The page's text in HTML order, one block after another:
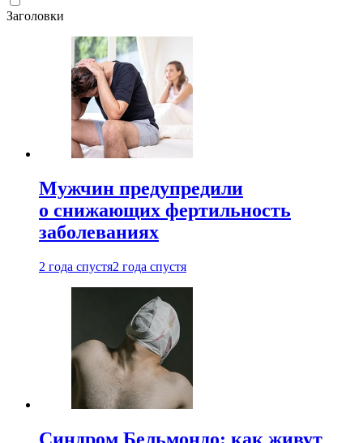
Заголовки
Мужчин предупредили
о снижающих фертильность
заболеваниях
2 года спустя2 года спустя
Синдром Бельмондо: как живут